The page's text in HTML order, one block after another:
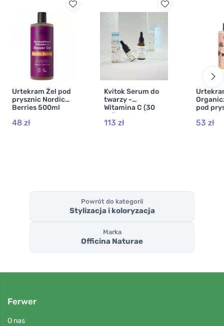
Urtekram Żel pod
prysznic Nordic
Berries 500ml
48 zł
Kvitok Serum do
twarzy -
Witamina C (30
ml) - działanie
przeciwstarzenio
113 zł
pod
Nordic
ml
53 zł
Powrót do kategorii
Stylizacja i koloryzacja
Marka
Officina Naturae
Ferwer
O nas